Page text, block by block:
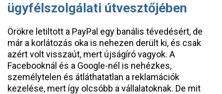
ügyfélszolgálati útvesztőjében
Örökre letiltott a PayPal egy banális tévedésért, de
már a korlátozás oka is nehezen derült ki, és csak
azért volt visszaút, mert újságíró vagyok. A
Facebooknál és a Google-nél is nehézkes,
személytelen és átláthatatlan a reklamációk
kezelése, mert így olcsóbb a vállalatoknak. De mit